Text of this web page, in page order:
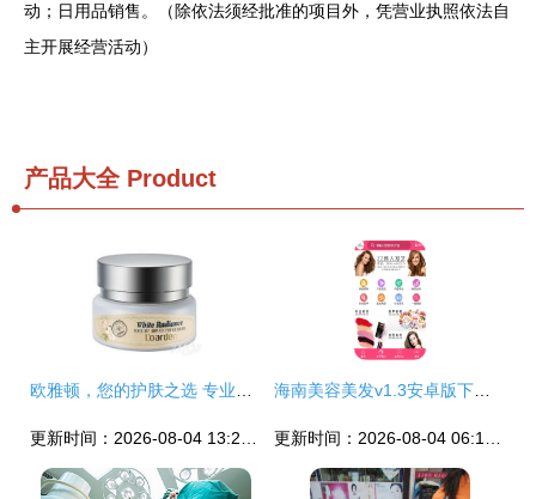
动；日用品销售。（除依法须经批准的项目外，凭营业执照依法自
主开展经营活动）
产品大全Product